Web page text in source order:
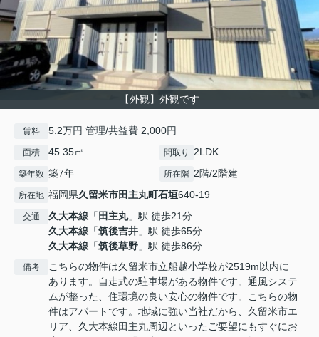
【外観】外観です
賃料 5.2万円 管理/共益費 2,000円
面積 45.35㎡ 間取り 2LDK
築年数 築7年 所在階 2階/2階建
所在地 福岡県久留米市田主丸町石垣640-19
交通 久大本線 「 田主丸」駅 徒歩21分
久大本線 「筑後吉井 」駅 徒歩65分
久大本線 「筑後草野 」駅 徒歩86分
備考
こちらの物件は久留米市立船越小学校が2519m以内に
あります。自走式の駐車場がある物件です。通風システ
ムが整った、住環境の良い安心の物件です。こちらの物
件はアパートです。地域に強い当社だから、久留米市エ
リア、久大本線田主丸周辺といったご要望にもすぐにお